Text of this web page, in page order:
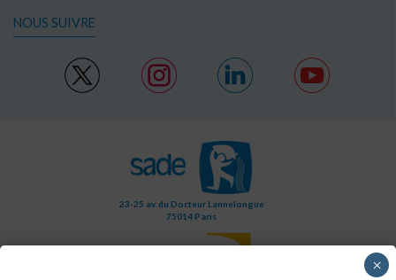
NOUS SUIVRE
23-25 av. du Docteur Lannelongue
75014 Paris
×